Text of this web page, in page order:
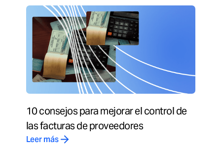
10 consejos para mejorar el control de
las facturas de proveedores
Leer más